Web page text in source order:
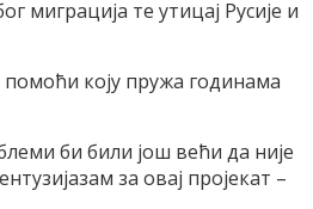
миграција те утицај Русије и
помоћи коју пружа годинама
би били још већи да није
за овај пројекат –